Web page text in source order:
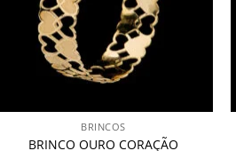
BRINCOS
BRINCO OURO CORAÇÃO